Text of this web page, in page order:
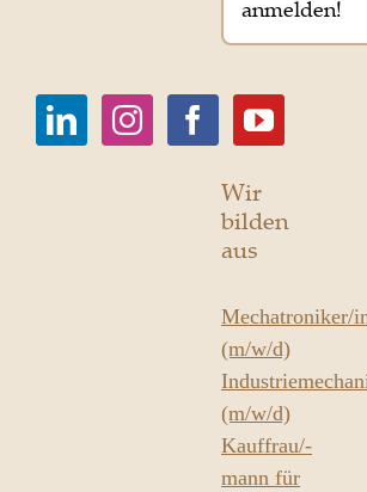
anmelden!
Wir
bilden
aus
Mechatroniker/
(m/w/d)
(m/w/d)
Kauffrau/-
mann für